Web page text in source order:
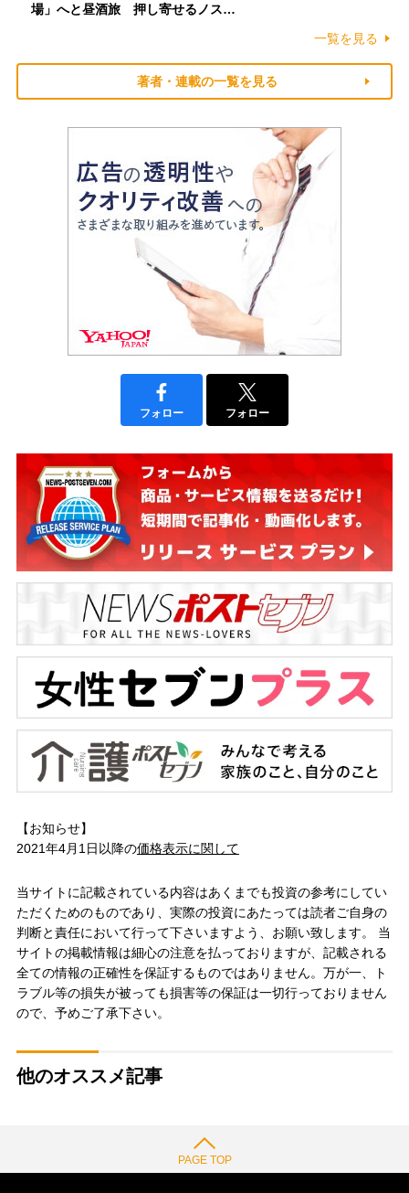
場」へと昼酒旅 押し寄せるノス…
一覧を見る
著者・連載の一覧を見る
フォロー フォロー
【お知らせ】
2021年4月1日以降の価格表示に関して
当サイトに記載されている内容はあくまでも投資の参考にしてい
ただくためのものであり、実際の投資にあたっては読者ご自身の
判断と責任において行って下さいますよう、お願い致します。 当
サイトの掲載情報は細心の注意を払っておりますが、記載される
全ての情報の正確性を保証するものではありません。万が一、ト
ラブル等の損失が被っても損害等の保証は一切行っておりません
ので、予めご了承下さい。
他のオススメ記事
PAGE TOP